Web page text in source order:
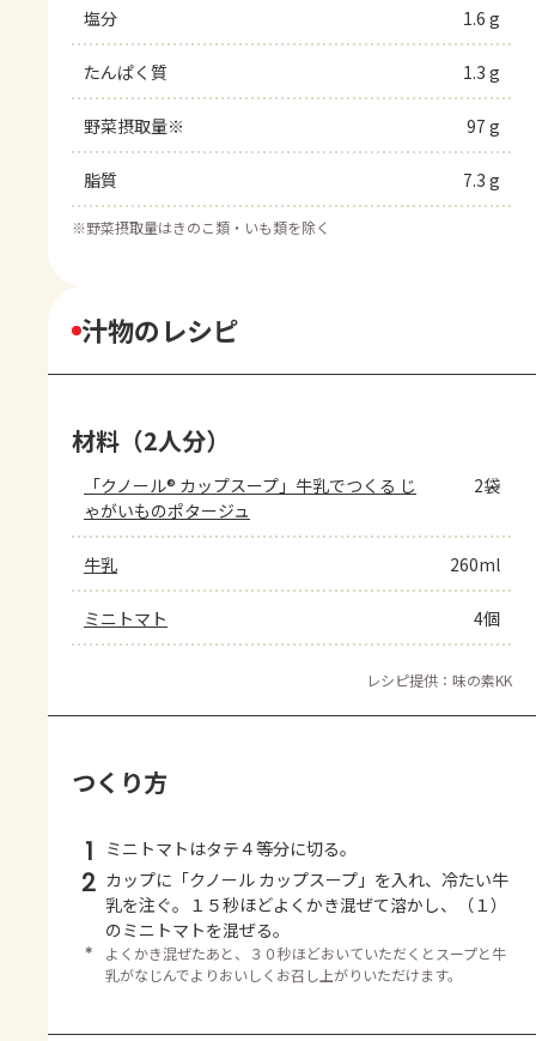
塩分 1.6 g
たんぱく質 1.3 g
野菜摂取量※ 97 g
脂質 7.3 g
※野菜摂取量はきのこ類・いも類を除く
汁物のレシピ
材料（2人分）
「クノール® カップスープ」牛乳でつくる じ
ゃがいものポタージュ
2袋
牛乳 260ml
ミニトマト 4個
レシピ提供：味の素KK
つくり方
1 ミニトマトはタテ４等分に切る。
2 カップに「クノール カップスープ」を入れ、冷たい牛
乳を注ぐ。１５秒ほどよくかき混ぜて溶かし、（１）
のミニトマトを混ぜる。
＊
よくかき混ぜたあと、３０秒ほどおいていただくとスープと牛
乳がなじんでよりおいしくお召し上がりいただけます。